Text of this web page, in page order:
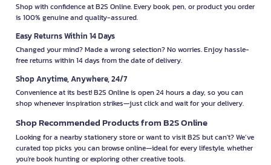
Shop with confidence at B2S Online. Every book, pen, or product you order
is 100% genuine and quality-assured.
Easy Returns Within 14 Days
Changed your mind? Made a wrong selection? No worries. Enjoy hassle-
free returns within 14 days from the date of delivery.
Shop Anytime, Anywhere, 24/7
Convenience at its best! B2S Online is open 24 hours a day, so you can
shop whenever inspiration strikes—just click and wait for your delivery.
Shop Recommended Products from B2S Online
Looking for a nearby stationery store or want to visit B2S but can't? We’ve
curated top picks you can browse online—ideal for every lifestyle, whether
you're book hunting or exploring other creative tools.